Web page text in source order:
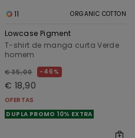
11 ORGANIC COTTON
Lowcase Pigment
T-shirt de manga curta Verde
homem
€ 35,00 46%
€ 18,90
OFERTAS
DUPLA PROMO 10% EXTRA